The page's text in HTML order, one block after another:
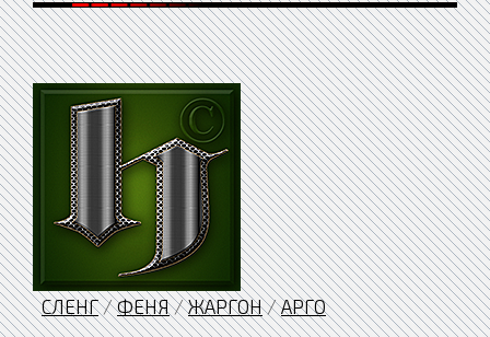
СЛЕНГ/ФЕНЯ/ЖАРГОН/АРГО